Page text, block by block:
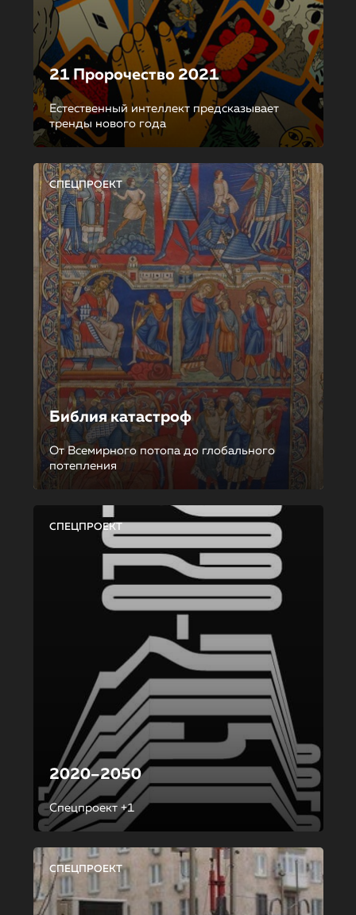
21 Пророчество 2021
Естественный интеллект предсказывает
тренды нового года
СПЕЦПРОЕКТ
Библия катастроф
От Всемирного потопа до глобального
потепления
СПЕЦПРОЕКТ
2020–2050
Спецпроект +1
СПЕЦПРОЕКТ